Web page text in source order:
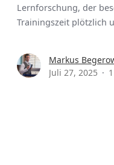
Lernforschung, der
Trainingszeit plötzlich
Markus
Juli 27, 2025